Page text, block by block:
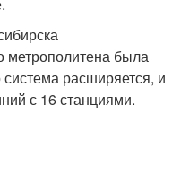
метрополитена была
расширяется, и
с 16 станциями.